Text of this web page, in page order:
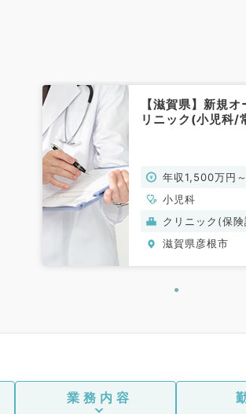
【滋賀県】新規オ
リニック(小児科/
年収1,500万円～
小児科
クリニック(保
滋賀県彦根市
業務内容